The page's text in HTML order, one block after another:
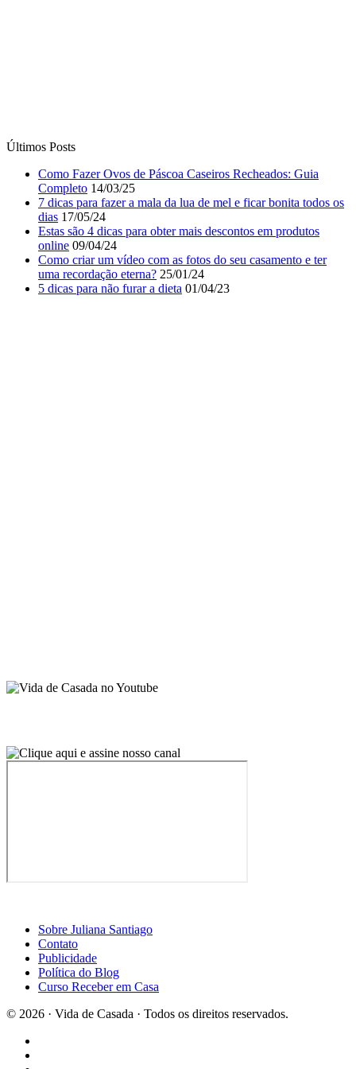
Últimos Posts
Como Fazer Ovos de Páscoa Caseiros Recheados: Guia
Completo 14/03/25
7 dicas para fazer a mala da lua de mel e ficar bonita todos os
dias 17/05/24
Estas são 4 dicas para obter mais descontos em produtos
online 09/04/24
Como criar um vídeo com as fotos do seu casamento e ter
uma recordação eterna? 25/01/24
5 dicas para não furar a dieta 01/04/23
Sobre Juliana Santiago
Contato
Publicidade
Política do Blog
Curso Receber em Casa
© 2026 · Vida de Casada · Todos os direitos reservados.